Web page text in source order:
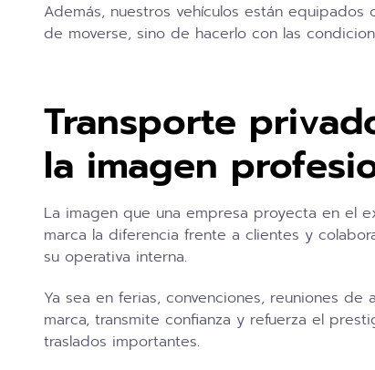
Además, nuestros vehículos están
de moverse, sino de hacerlo con las
Transporte
la imagen
La imagen que una empresa proyecta en el
marca la diferencia frente a clientes y
su operativa interna.
Ya sea en ferias, convenciones, reuniones
marca, transmite confianza y refuerza el
traslados importantes.